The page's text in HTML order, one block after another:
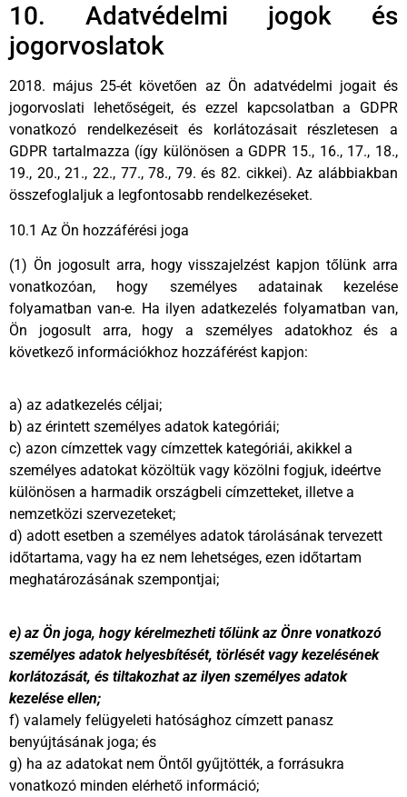
10. Adatvédelmi jogok és
jogorvoslatok
2018. május 25-ét követően az Ön adatvédelmi jogait és
jogorvoslati lehetőségeit, és ezzel kapcsolatban a GDPR
vonatkozó rendelkezéseit és korlátozásait részletesen a
GDPR tartalmazza (így különösen a GDPR 15., 16., 17., 18.,
19., 20., 21., 22., 77., 78., 79. és 82. cikkei). Az alábbiakban
összefoglaljuk a legfontosabb rendelkezéseket.
10.1 Az Ön hozzáférési joga
(1) Ön jogosult arra, hogy visszajelzést kapjon tőlünk arra
vonatkozóan, hogy személyes adatainak kezelése
folyamatban van-e. Ha ilyen adatkezelés folyamatban van,
Ön jogosult arra, hogy a személyes adatokhoz és a
következő információkhoz hozzáférést kapjon:
a) az adatkezelés céljai;
b) az érintett személyes adatok kategóriái;
c) azon címzettek vagy címzettek kategóriái, akikkel a
személyes adatokat közöltük vagy közölni fogjuk, ideértve
különösen a harmadik országbeli címzetteket, illetve a
nemzetközi szervezeteket;
d) adott esetben a személyes adatok tárolásának tervezett
időtartama, vagy ha ez nem lehetséges, ezen időtartam
meghatározásának szempontjai;
e) az Ön joga, hogy kérelmezheti tőlünk az Önre vonatkozó
személyes adatok helyesbítését, törlését vagy kezelésének
korlátozását, és tiltakozhat az ilyen személyes adatok
kezelése ellen;
f) valamely felügyeleti hatósághoz címzett panasz
benyújtásának joga; és
g) ha az adatokat nem Öntől gyűjtötték, a forrásukra
vonatkozó minden elérhető információ;